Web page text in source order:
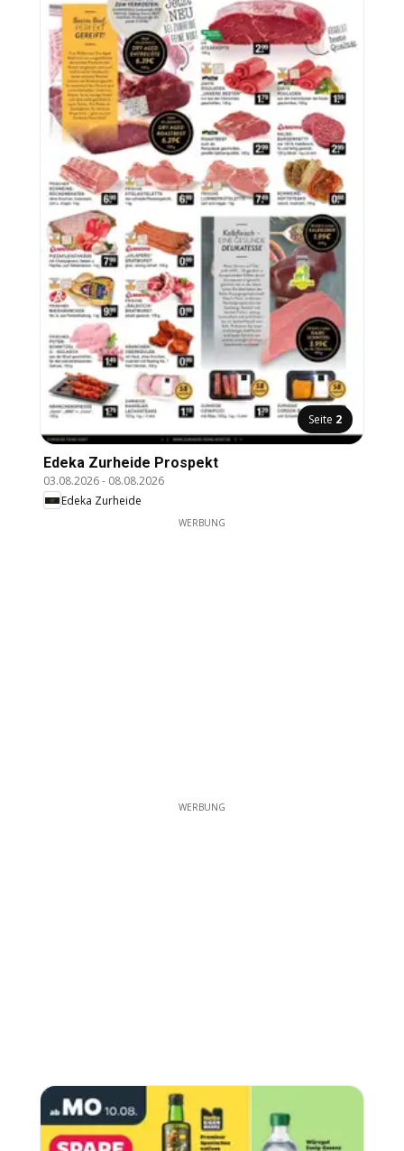
Seite 2
Edeka Zurheide Prospekt
03.08.2026- 08.08.2026
Edeka Zurheide
WERBUNG
WERBUNG